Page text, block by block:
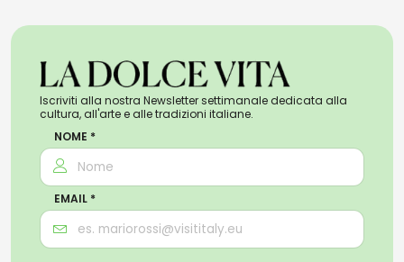
Iscriviti alla nostra Newsletter settimanale dedicata alla
cultura, all'arte e alle tradizioni italiane.
NOME *
EMAIL *